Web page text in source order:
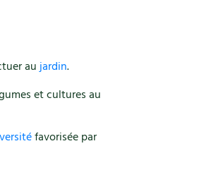
aujardin.
et cultures au
favorisée par